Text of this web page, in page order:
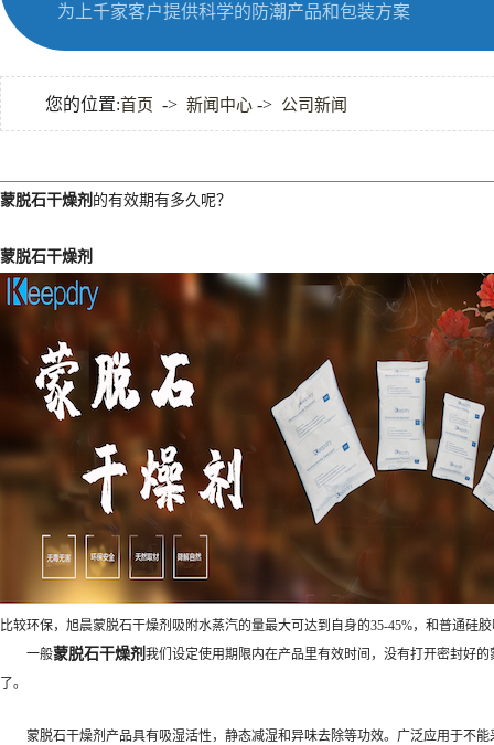
为上千家客户提供科学的防潮产品和包装方案
您的位置:首页 -> 新闻中心 -> 公司新闻
蒙脱石干燥剂 的有效期有多久呢？
蒙脱石干燥剂
比较环保，旭晨蒙脱石干燥剂吸附水蒸汽的量最大可达到自身的35-45%，和普通
一般蒙脱石干燥剂 我们设定使用期限内在产品里有效时间，没有打开密封好
了。
蒙脱石干燥剂产品具有吸湿活性，静态减湿和异味去除等功效。广泛应用于不能